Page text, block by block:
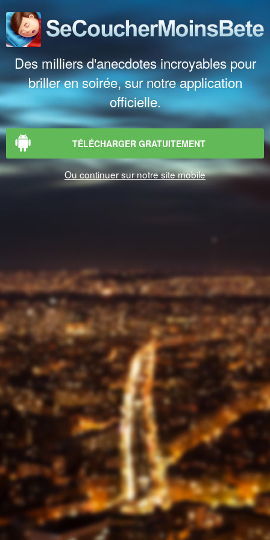
Des milliers d'anecdotes incroyables pour
briller en soirée, sur notre application
officielle.
TÉLÉCHARGER GRATUITEMENT
Ou continuer sur notre site mobile